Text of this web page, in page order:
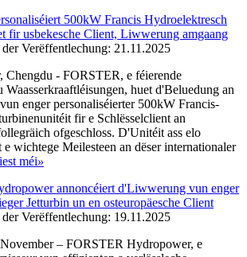
500kW Francis Hydroelektresch
fir usbekesche Client, Liwwerung amgaang
Verëffentlechung: 21.11.2025
Chengdu - FORSTER, e féierende
Waasserkraaftléisungen, huet d'Beluedung an
enger personaliséierter 500kW Francis-
fir e Schlësselclient an
ofgeschloss. D'Unitéit ass elo
e wichtege Meilesteen an dëser internationaler
méi»
annoncéiert d'Liwwerung vun enger
Jetturbin un en osteuropäesche Client
Verëffentlechung: 19.11.2025
– FORSTER Hydropower, e